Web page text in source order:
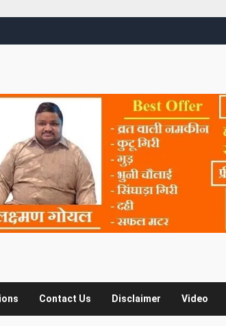
Contact Us Disclaimer Video